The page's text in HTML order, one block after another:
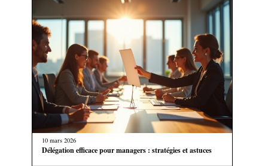
10 mars 2026
Délégation efficace pour managers : stratégies et astuces